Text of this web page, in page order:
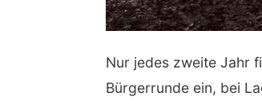
Nur jedes zweite Jahr
Bürgerrunde ein, bei